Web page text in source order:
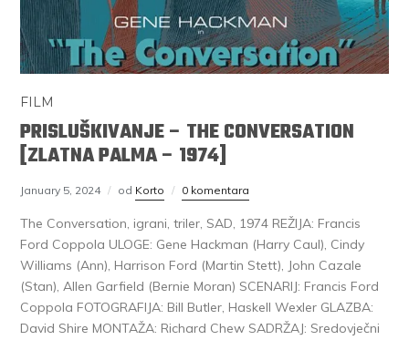
FILM
PRISLUŠKIVANJE – THE CONVERSATION
[ZLATNA PALMA – 1974]
January 5, 2024 od Korto 0 komentara
The Conversation, igrani, triler, SAD, 1974 REŽIJA: Francis
Ford Coppola ULOGE: Gene Hackman (Harry Caul), Cindy
Williams (Ann), Harrison Ford (Martin Stett), John Cazale
(Stan), Allen Garfield (Bernie Moran) SCENARIJ: Francis Ford
Coppola FOTOGRAFIJA: Bill Butler, Haskell Wexler GLAZBA:
David Shire MONTAŽA: Richard Chew SADRŽAJ: Sredovječni